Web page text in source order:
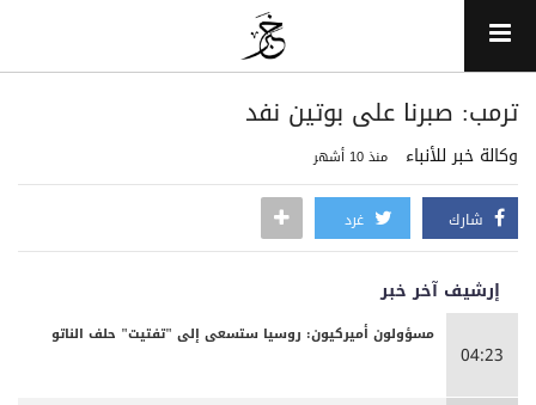
‏ترمب: صبرنا على بوتين نفد
وكالة خبر للأنباء منذ 10 أشهر
شارك غرد
إرشيف آخر خبر
04:23
مسؤولون أميركيون: روسيا ستسعى إلى "تفتيت" حلف الناتو